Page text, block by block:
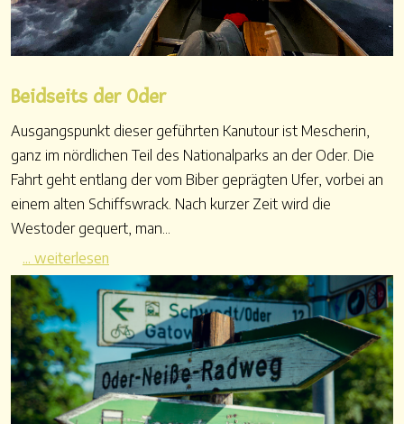
Beidseits der Oder
Ausgangspunkt dieser geführten Kanutour ist Mescherin,
ganz im nördlichen Teil des Nationalparks an der Oder. Die
Fahrt geht entlang der vom Biber geprägten Ufer, vorbei an
einem alten Schiffswrack. Nach kurzer Zeit wird die
Westoder gequert, man...
... weiterlesen